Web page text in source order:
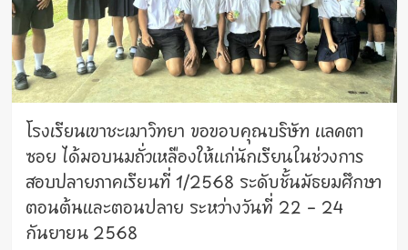
โรงเรียนเขาชะเมาวิทยา ขอขอบคุณบริษัท แลคตา
ซอย ได้มอบนมถั่วเหลืองให้แก่นักเรียนในช่วงการ
สอบปลายภาคเรียนที่ 1/2568 ระดับชั้นมัธยมศึกษา
ตอนต้นและตอนปลาย ระหว่างวันที่ 22 – 24
กันยายน 2568